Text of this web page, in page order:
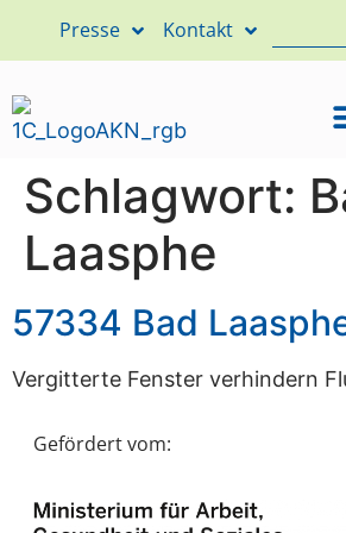
Presse Kontakt
Schlagwort:
Laasphe
57334 Bad
Vergitterte Fenster verhindern
Gefördert vom: